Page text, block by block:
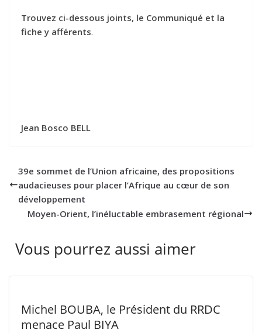
Trouvez ci-dessous joints, le Communiqué et la
fiche y afférents.
Jean Bosco BELL
39e sommet de l’Union africaine, des propositions
audacieuses pour placer l’Afrique au cœur de son
développement
Moyen-Orient, l’inéluctable embrasement régional
Vous pourrez aussi aimer
Michel BOUBA, le Président du RRDC
menace Paul BIYA